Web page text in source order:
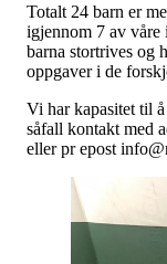
Totalt 24 barn er
igjennom 7 av våre
barna stortrives og
oppgaver i de
Vi har kapasitet til
såfall kontakt med
eller pr epost